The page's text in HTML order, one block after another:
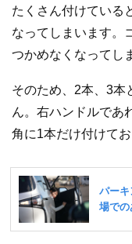
たくさん付けている
なってしまいます。
つかめなくなってし
そのため、2本、3本
ん。右ハンドルであ
角に1本だけ付けて